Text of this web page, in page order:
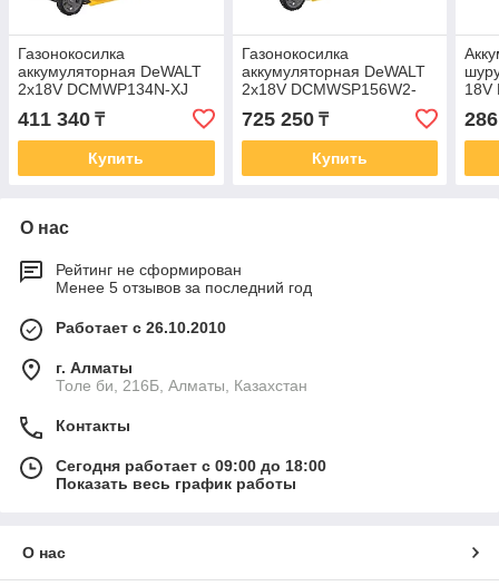
Газонокосилка
аккумуляторная DeWALT
2х18V DCMWP134N-XJ
411 340 ₸
Купить
Газонокосилка
аккумуляторная DeWALT
2х18V DCMWSP156W2-
725 250₸
Купить
18V
О нас
Рейтинг не сформирован
Менее 5 отзывов за последний год
Работает с 26.10.2010
г. Алматы
Толе би, 216Б, Алматы, Казахстан
Контакты
Сегодня работает с 09:00 до 18:00
Показать весь график работы
О нас